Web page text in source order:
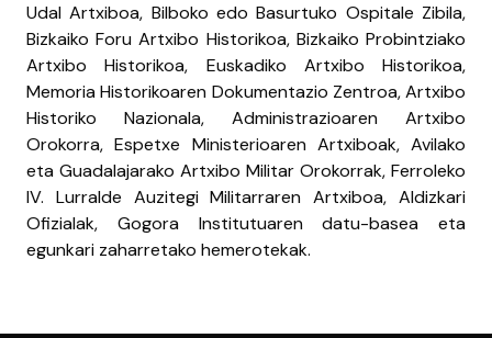
Udal Artxiboa, Bilboko edo Basurtuko Ospitale Zibila,
Bizkaiko Foru Artxibo Historikoa, Bizkaiko Probintziako
Artxibo Historikoa, Euskadiko Artxibo Historikoa,
Memoria Historikoaren Dokumentazio Zentroa, Artxibo
Historiko Nazionala, Administrazioaren Artxibo
Orokorra, Espetxe Ministerioaren Artxiboak, Avilako
eta Guadalajarako Artxibo Militar Orokorrak, Ferroleko
IV. Lurralde Auzitegi Militarraren Artxiboa, Aldizkari
Ofizialak, Gogora Institutuaren datu-basea eta
egunkari zaharretako hemerotekak.